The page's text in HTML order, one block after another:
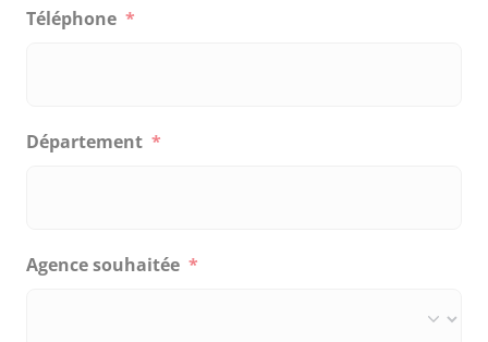
Téléphone *
Département *
Agence souhaitée *